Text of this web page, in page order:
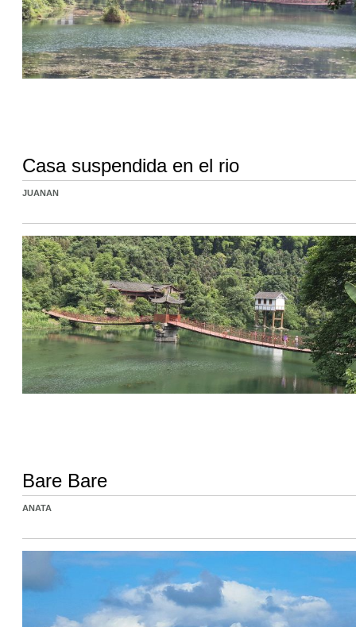
Casa suspendida en el rio
JUANAN
Bare Bare
ANATA